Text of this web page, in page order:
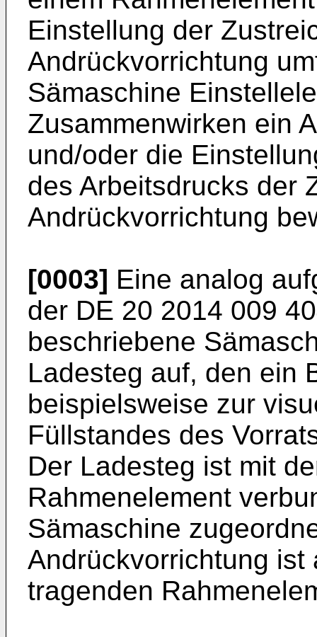
Einstellung der
Andrückvorrichtung
Sämaschine
Zusammenwirken ein
und/oder die
des Arbeitsdrucks der
Andrückvorrichtung
[0003] Eine analog
der DE 20 2014 009
beschriebene
Ladesteg auf, den ein
beispielsweise zur
Füllstandes des
Der Ladesteg ist mit
Rahmenelement
Sämaschine
Andrückvorrichtung ist
tragenden